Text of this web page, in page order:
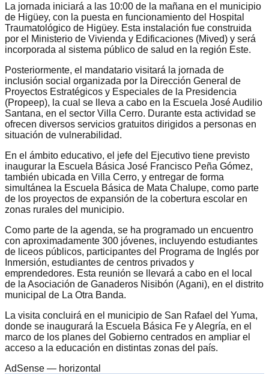
La jornada iniciará a las 10:00 de la mañana en el municipio
de Higüey, con la puesta en funcionamiento del Hospital
Traumatológico de Higüey. Esta instalación fue construida
por el Ministerio de Vivienda y Edificaciones (Mived) y será
incorporada al sistema público de salud en la región Este.
Posteriormente, el mandatario visitará la jornada de
inclusión social organizada por la Dirección General de
Proyectos Estratégicos y Especiales de la Presidencia
(Propeep), la cual se lleva a cabo en la Escuela José Audilio
Santana, en el sector Villa Cerro. Durante esta actividad se
ofrecen diversos servicios gratuitos dirigidos a personas en
situación de vulnerabilidad.
En el ámbito educativo, el jefe del Ejecutivo tiene previsto
inaugurar la Escuela Básica José Francisco Peña Gómez,
también ubicada en Villa Cerro, y entregar de forma
simultánea la Escuela Básica de Mata Chalupe, como parte
de los proyectos de expansión de la cobertura escolar en
zonas rurales del municipio.
Como parte de la agenda, se ha programado un encuentro
con aproximadamente 300 jóvenes, incluyendo estudiantes
de liceos públicos, participantes del Programa de Inglés por
Inmersión, estudiantes de centros privados y
emprendedores. Esta reunión se llevará a cabo en el local
de la Asociación de Ganaderos Nisibón (Agani), en el distrito
municipal de La Otra Banda.
La visita concluirá en el municipio de San Rafael del Yuma,
donde se inaugurará la Escuela Básica Fe y Alegría, en el
marco de los planes del Gobierno centrados en ampliar el
acceso a la educación en distintas zonas del país.
AdSense — horizontal